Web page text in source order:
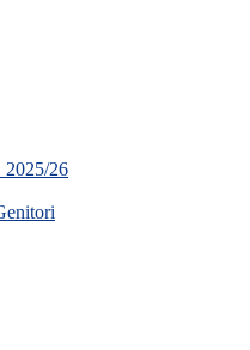
2025/26